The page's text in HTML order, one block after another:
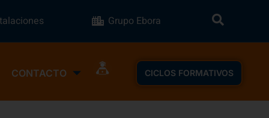
Grupo Ebora
CONTACTO CICLOS FORMATIVOS